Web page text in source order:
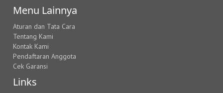
Menu Lainnya
Aturan dan Tata Cara
Tentang Kami
Kontak Kami
Pendaftaran Anggota
Cek Garansi
Links